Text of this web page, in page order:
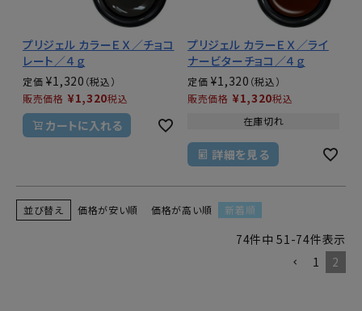
プリジェル カラーＥＸ／チョコ
レート／４ｇ
定価 ¥1,320
販売価格 ¥1,320税込
カートに入れる
プリジェル カラーＥＸ／ライ
ナービターチョコ／４ｇ
定価 ¥1,320
販売価格 ¥1,320税込
在庫切れ
詳細を見る
並び替え 価格が安い順 価格が高い順 新着順
74件中 51 -74件表示
1
2